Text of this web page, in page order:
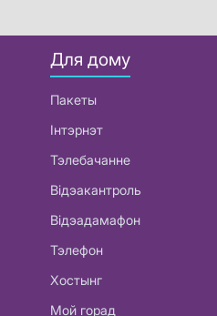
Для дому
Пакеты
Інтэрнэт
Тэлебачанне
Відэакантроль
Відэадамафон
Тэлефон
Хостынг
Мой горад